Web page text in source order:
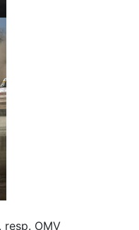
resp. OMV